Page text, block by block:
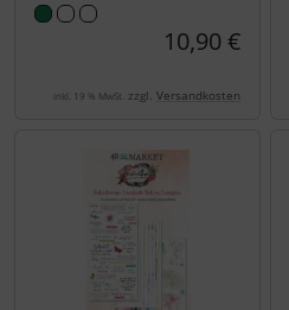
10,90 €
inkl. 19 % MwSt. zzgl. Versandkosten